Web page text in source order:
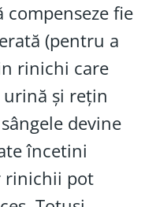
compenseze fie
(pentru a
rinichi care
și rețin
devine
încetini
rinichii pot